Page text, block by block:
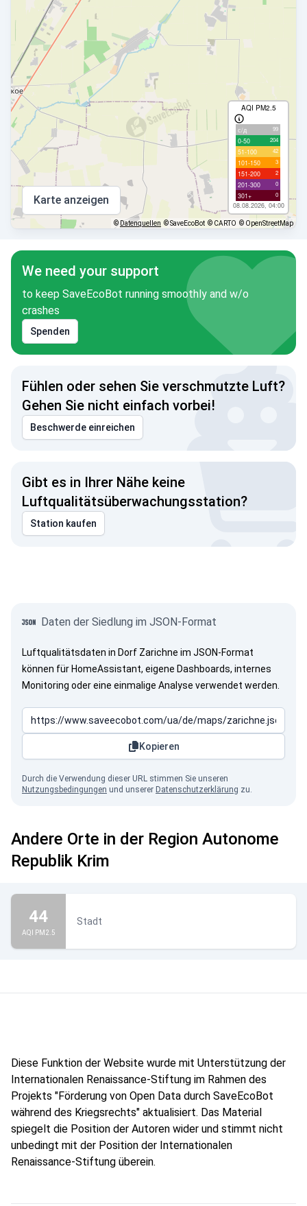
AQI PM2.5
с/д 99
0-50 204
51-100 42
101-150 3
151-200 2
201-300 0
301+ 0
08.08.2026, 04:00
Karte anzeigen
©Datenquellen © SaveEcoBot © CARTO © OpenStreetMap
We need your support
to keep SaveEcoBot running smoothly and w/o
crashes
Spenden
Fühlen oder sehen Sie verschmutzte Luft?
Gehen Sie nicht einfach vorbei!
Beschwerde einreichen
Gibt es in Ihrer Nähe keine
Luftqualitätsüberwachungsstation?
Station kaufen
Daten der Siedlung im JSON-Format
Luftqualitätsdaten in Dorf Zarichne im JSON-Format
können für HomeAssistant, eigene Dashboards, internes
Monitoring oder eine einmalige Analyse verwendet werden.
Kopieren
Durch die Verwendung dieser URL stimmen Sie unseren
Nutzungsbedingungen und unserer Datenschutzerklärung zu.
Andere Orte in der Region Autonome
Republik Krim
44
AQI PM2.5
Stadt
Diese Funktion der Website wurde mit Unterstützung der
Internationalen Renaissance-Stiftung im Rahmen des
Projekts "Förderung von Open Data durch SaveEcoBot
während des Kriegsrechts" aktualisiert. Das Material
spiegelt die Position der Autoren wider und stimmt nicht
unbedingt mit der Position der Internationalen
Renaissance-Stiftung überein.